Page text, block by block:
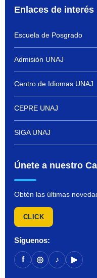
Enlaces de interés
Escuela de Posgrado
Admisión UNAJ
Centro de Idiomas UNAJ
CEPRE UNAJ
SIGA UNAJ
Únete a nuestro
Obtén las últimas
CLICK
Síguenos:
f ◎ ♪ ▶